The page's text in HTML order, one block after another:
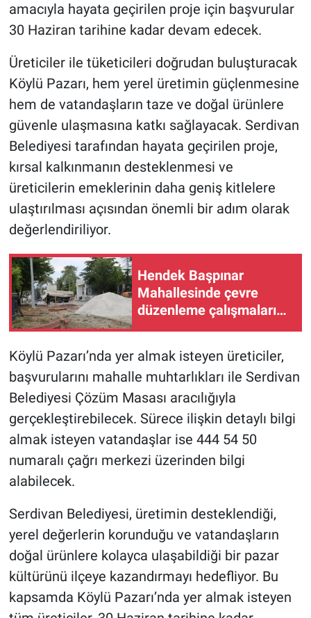
amacıyla hayata geçirilen proje için başvurular
30 Haziran tarihine kadar devam edecek.
Üreticiler ile tüketicileri doğrudan buluşturacak
Köylü Pazarı, hem yerel üretimin güçlenmesine
hem de vatandaşların taze ve doğal ürünlere
güvenle ulaşmasına katkı sağlayacak. Serdivan
Belediyesi tarafından hayata geçirilen proje,
kırsal kalkınmanın desteklenmesi ve
üreticilerin emeklerinin daha geniş kitlelere
ulaştırılması açısından önemli bir adım olarak
değerlendiriliyor.
Hendek Başpınar
Mahallesinde çevre
düzenleme çalışmaları
sürüyor
Köylü Pazarı’nda yer almak isteyen üreticiler,
başvurularını mahalle muhtarlıkları ile Serdivan
Belediyesi Çözüm Masası aracılığıyla
gerçekleştirebilecek. Sürece ilişkin detaylı bilgi
almak isteyen vatandaşlar ise 444 54 50
numaralı çağrı merkezi üzerinden bilgi
alabilecek.
Serdivan Belediyesi, üretimin desteklendiği,
yerel değerlerin korunduğu ve vatandaşların
doğal ürünlere kolayca ulaşabildiği bir pazar
kültürünü ilçeye kazandırmayı hedefliyor. Bu
kapsamda Köylü Pazarı’nda yer almak isteyen